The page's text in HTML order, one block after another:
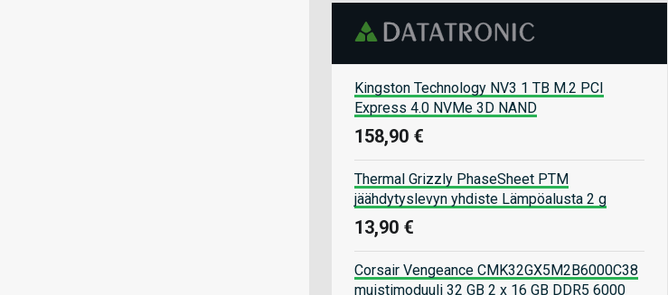
Kingston Technology NV3 1 TB M.2 PCI
Express 4.0 NVMe 3D NAND
158,90 €
Thermal Grizzly PhaseSheet PTM
jäähdytyslevyn yhdiste Lämpöalusta 2 g
13,90 €
Corsair Vengeance CMK32GX5M2B6000C38
muistimoduuli 32 GB 2 x 16 GB DDR5 6000